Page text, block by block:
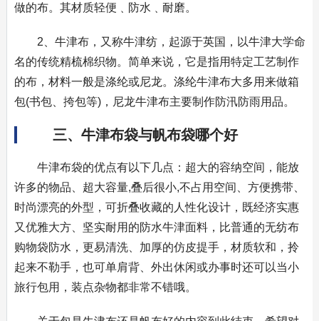
做的布。其材质轻便﹑防水﹑耐磨。
2、牛津布，又称牛津纺，起源于英国，以牛津大学命
名的传统精梳棉织物。简单来说，它是指用特定工艺制作
的布，材料一般是涤纶或尼龙。涤纶牛津布大多用来做箱
包(书包、挎包等)，尼龙牛津布主要制作防汛防雨用品。
三、牛津布袋与帆布袋哪个好
牛津布袋的优点有以下几点：超大的容纳空间，能放
许多的物品、超大容量,叠后很小,不占用空间、方便携带、
时尚漂亮的外型，可折叠收藏的人性化设计，既经济实惠
又优雅大方、坚实耐用的防水牛津面料，比普通的无纺布
购物袋防水，更易清洗、加厚的仿皮提手，材质软和，拎
起来不勒手，也可单肩背、外出休闲或办事时还可以当小
旅行包用，装点杂物都非常不错哦。